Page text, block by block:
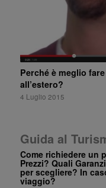
Perché è meglio
all’estero?
4 Luglio 2015
Guida al
Come richiedere un
Prezzi? Quali
per scegliere? In
viaggio?